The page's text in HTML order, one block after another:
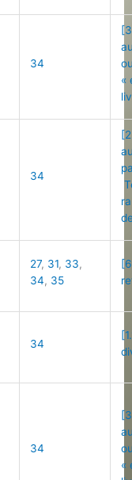
34
«
34
27, 31, 33,
34, 35
34
34
«